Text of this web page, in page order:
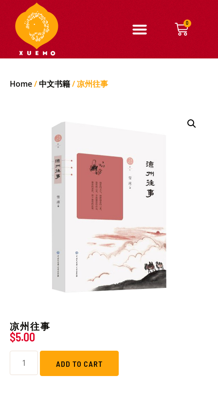
0
Home/中文书籍/ 凉州往事
凉州往事
$5.00
ADD TO CART